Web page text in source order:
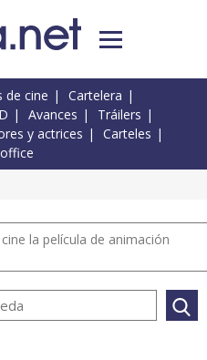
de cine
Cartelera
Avances
Tráilers
y actrices
Carteles
la película de animación